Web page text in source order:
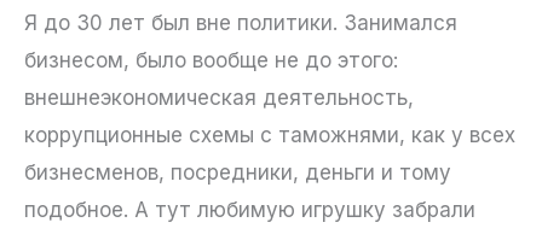
Я до 30 лет был вне политики. Занимался
бизнесом, было вообще не до этого:
внешнеэкономическая деятельность,
коррупционные схемы с таможнями, как у всех
бизнесменов, посредники, деньги и тому
подобное. А тут любимую игрушку забрали